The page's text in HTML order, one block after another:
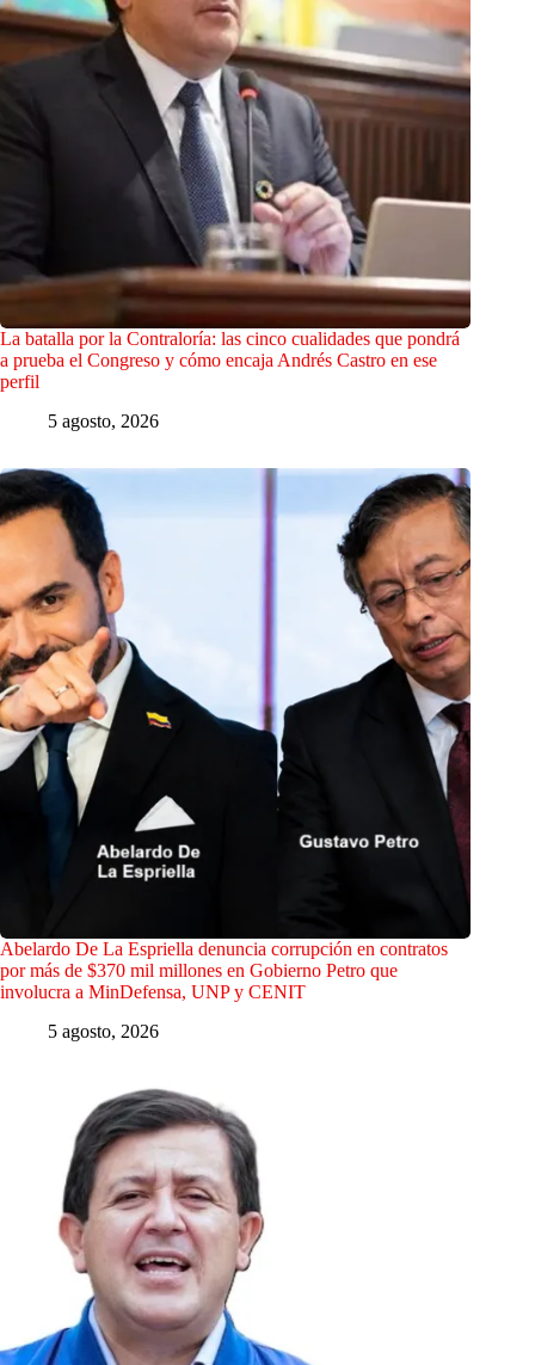
La batalla por la Contraloría: las cinco cualidades que pondrá
a prueba el Congreso y cómo encaja Andrés Castro en ese
perfil
5 agosto, 2026
Abelardo De La Espriella denuncia corrupción en contratos
por más de $370 mil millones en Gobierno Petro que
involucra a MinDefensa, UNP y CENIT
5 agosto, 2026